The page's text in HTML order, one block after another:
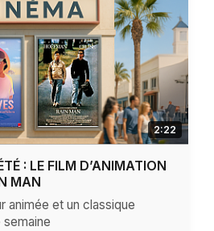
2:22
: LE FILM D’ANIMATION
MAN
animée et un classique